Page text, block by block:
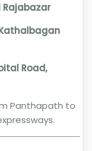
Rajabazar
Road,
Panthapath to